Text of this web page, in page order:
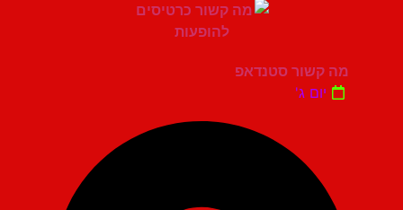
מה קשור סטנדאפ
יום ג'